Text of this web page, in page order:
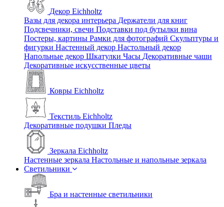
Декор Eichholtz
Вазы для декора интерьера Держатели для книг
Подсвечники, свечи Подставки под бутылки вина
Постеры, картины Рамки для фотографий Скульптуры и
фигурки Настенный декор Настольный декор
Напольные декор Шкатулки Часы Декоративные чаши
Декоративные искусственные цветы
Ковры Eichholtz
Текстиль Eichholtz
Декоративные подушки Пледы
Зеркала Eichholtz
Настенные зеркала Настольные и напольные зеркала
Светильники
Бра и настенные светильники